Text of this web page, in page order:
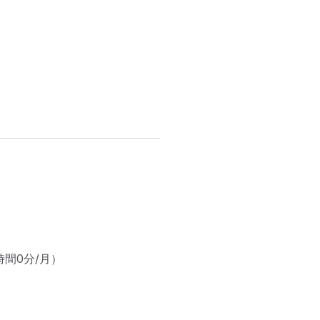
0分/月）